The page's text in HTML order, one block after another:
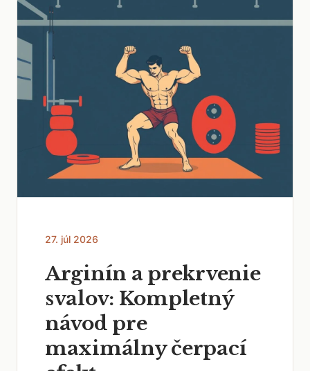
27. júl 2026
Arginín a prekrvenie
svalov: Kompletný
návod pre
maximálny čerpací